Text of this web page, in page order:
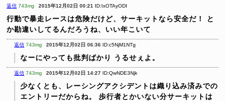
返信 743mg 2015年12月02日 00:21 ID:IxOTAyODI
行動で暴走レースは危険だけど、サーキットなら安全だ！
と
か勘違いしてるんだろうね、いい年こいて
返信 743mg 2015年12月02日 06:36 ID:c5NjM1NTg
なーにやっても批判ばかり うるせぇよ。
返信 743mg 2015年12月02日 14:27 ID:QwNDE3Njk
少なくとも、レーシングアクシデントは織り込み済みでの
エントリーだからね。
歩行者とかいない分サーキットは